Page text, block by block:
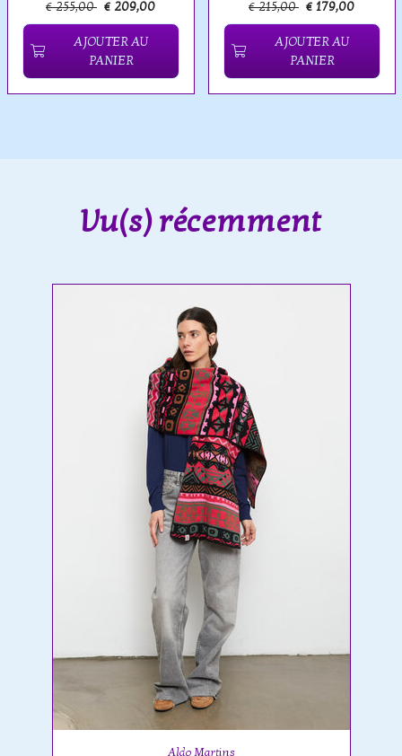
€ 255,00 € 209,00
AJOUTER AU
PANIER
€ 215,00 € 179,00
AJOUTER AU
PANIER
Vu(s) récemment
Aldo Martins